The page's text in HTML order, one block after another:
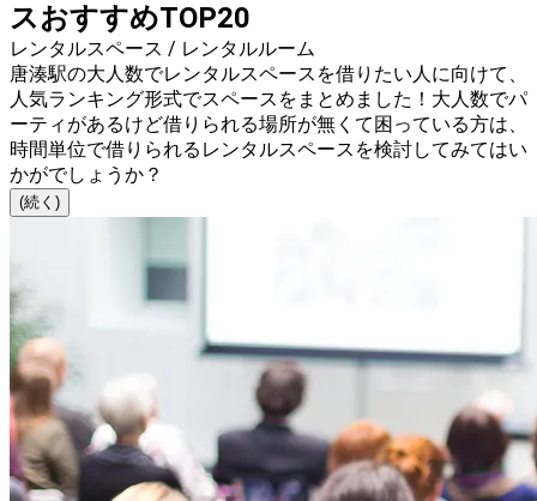
スおすすめTOP20
レンタルスペース / レンタルルーム
唐湊駅の大人数でレンタルスペースを借りたい人に向けて、
人気ランキング形式でスペースをまとめました！大人数でパ
ーティがあるけど借りられる場所が無くて困っている方は、
時間単位で借りられるレンタルスペースを検討してみてはい
かがでしょうか？
(続く)